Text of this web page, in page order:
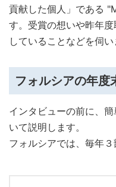
貢献した個人」である
す。受賞の想いや昨年
していることなどを伺い
フォルシアの年度
インタビューの前に、
いて説明します。
フォルシアでは、毎年３